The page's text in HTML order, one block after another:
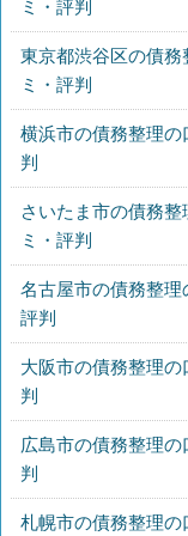
ミ・評判
東京都渋谷区の債務
ミ・評判
横浜市の債務整理の
判
さいたま市の債務整
ミ・評判
名古屋市の債務整理
評判
大阪市の債務整理の
判
広島市の債務整理の
判
札幌市の債務整理の